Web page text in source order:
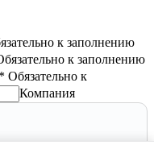
к заполнению
к заполнению
Обязательно к
Компания